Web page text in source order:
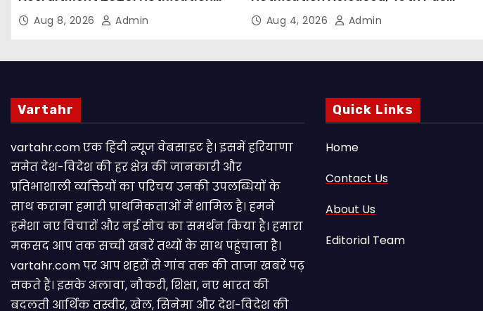
Out for 250 Posts, Apply Online
Aug 8, 2026 Admin
Candidates Can Apply Through
Email
Aug 4, 2026 Admin
Vartahr
vartahr.com एक हिंदी न्यूज वेबसाइट है। इसमें हरियाणा
समेत देश-विदेश की हर क्षेत्र की जानकारी और
प्रतिभाशाली व्यक्तियों का परिचय उनकी उपलब्धियों के
साथ कराना हमारी प्राथमिकताओं में शामिल है। हमने
हमेशा नए विचारों और नई सोच का समर्थन किया है। हमारा
मकसद आप तक सच्ची खबरें तथ्यों के साथ पहुंचाना है।
vartahr.com पर आप शहरों से गांव तक की ताजा खबरें पढ़
सकते हैं। इसके अलावा, नौकरी, शिक्षा, नए भारत की
बदलती आर्थिक तस्वीर, खेल, सिनेमा और देश-विदेश की
Quick Links
Home
Contact Us
About Us
Editorial Team